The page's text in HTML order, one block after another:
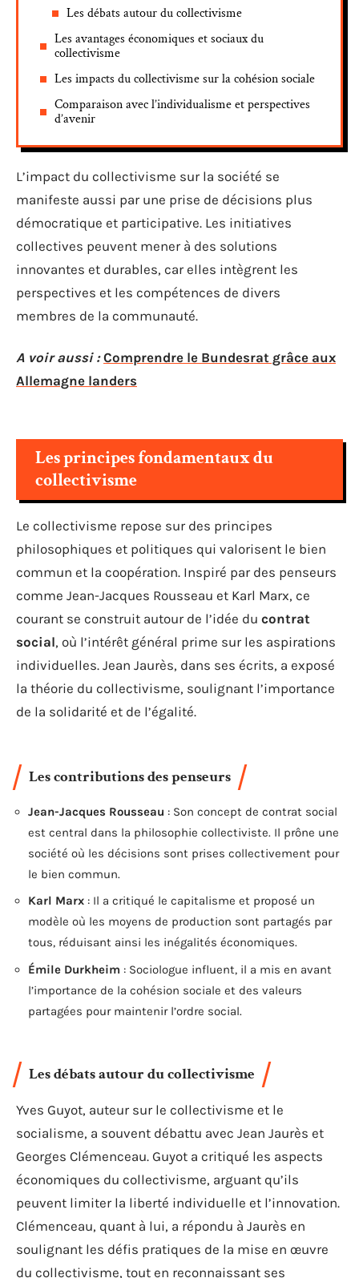
Les débats autour du collectivisme
Les avantages économiques et sociaux du
collectivisme
Les impacts du collectivisme sur la cohésion sociale
Comparaison avec l’individualisme et perspectives
d’avenir
L’impact du collectivisme sur la société se
manifeste aussi par une prise de décisions plus
démocratique et participative. Les initiatives
collectives peuvent mener à des solutions
innovantes et durables, car elles intègrent les
perspectives et les compétences de divers
membres de la communauté.
A voir aussi : Comprendre le Bundesrat grâce aux
Allemagne landers
Les principes fondamentaux du
collectivisme
Le collectivisme repose sur des principes
philosophiques et politiques qui valorisent le bien
commun et la coopération. Inspiré par des penseurs
comme Jean-Jacques Rousseau et Karl Marx, ce
courant se construit autour de l’idée du contrat
social, où l’intérêt général prime sur les aspirations
individuelles. Jean Jaurès, dans ses écrits, a exposé
la théorie du collectivisme, soulignant l’importance
de la solidarité et de l’égalité.
Les contributions des penseurs
Jean-Jacques Rousseau : Son concept de contrat social
est central dans la philosophie collectiviste. Il prône une
société où les décisions sont prises collectivement pour
le bien commun.
Karl Marx : Il a critiqué le capitalisme et proposé un
modèle où les moyens de production sont partagés par
tous, réduisant ainsi les inégalités économiques.
Émile Durkheim : Sociologue influent, il a mis en avant
l’importance de la cohésion sociale et des valeurs
partagées pour maintenir l’ordre social.
Les débats autour du collectivisme
Yves Guyot, auteur sur le collectivisme et le
socialisme, a souvent débattu avec Jean Jaurès et
Georges Clémenceau. Guyot a critiqué les aspects
économiques du collectivisme, arguant qu’ils
peuvent limiter la liberté individuelle et l’innovation.
Clémenceau, quant à lui, a répondu à Jaurès en
soulignant les défis pratiques de la mise en œuvre
du collectivisme, tout en reconnaissant ses